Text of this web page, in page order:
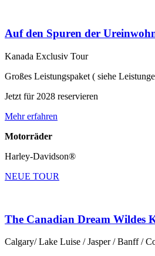
Auf den Spuren der
Kanada Exclusiv Tour
Großes Leistungspaket ( siehe
Jetzt für 2028 reservieren
Mehr erfahren
Motorräder
Harley-Davidson®
NEUE TOUR
The Canadian Dream Wildes
Calgary/ Lake Luise / Jasper / Banff /